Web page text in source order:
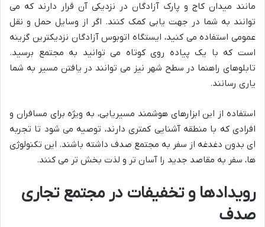
مانند میدان کاج و پارک آزادگان در نزدیکی آن قرار دارند که می
توانند به شما در جهت یابی کمک کنند. اگر از وسایل حمل و نقل
عمومی استفاده می کنید، ایستگاه اتوبوس آزادگان نزدیکترین گزینه
است که با یک پیاده روی کوتاه می توانید به مجتمع برسید.
تابلوهای راهنما در سطح شهر نیز می توانند در یافتن مسیر به شما
یاری رسانند.
استفاده از این ابزارهای هوشمند مسیریابی، به ویژه برای مسافران و
افرادی که با منطقه آشنایی کمتری دارند، توصیه می شود تا تجربه
ای بدون دغدغه از سفر به مجتمع صدف داشته باشند. این تکنولوژی
ها، سفر به مقاصد جدید را آسان تر و لذت بخش تر می کنند.
رویدادها و تخفیفات در مجتمع تجاری
صدف